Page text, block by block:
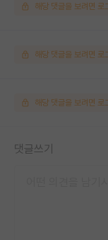
해당 댓글을 보려면 로
해당 댓글을 보려면 로
해당 댓글을 보려면 로
댓글쓰기